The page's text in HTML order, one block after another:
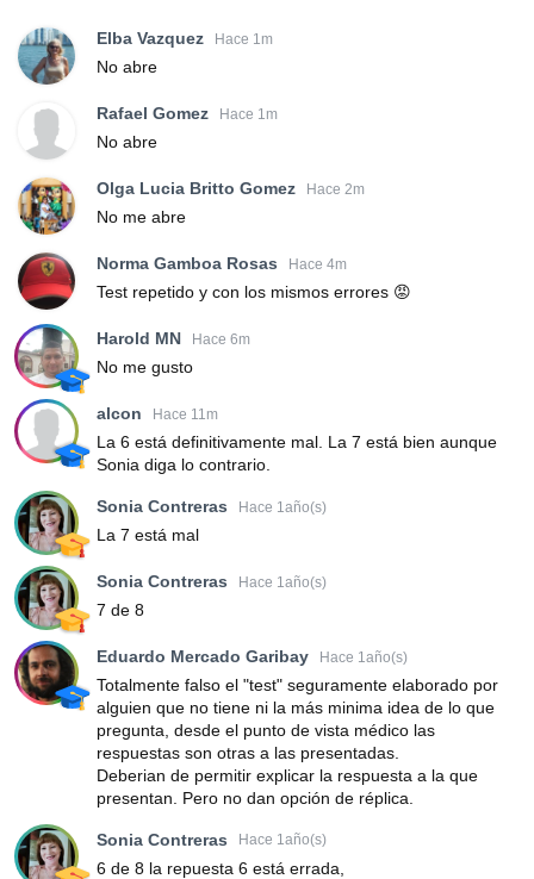
Elba Vazquez Hace 1m
No abre
Rafael Gomez Hace 1m
No abre
Olga Lucia Britto Gomez Hace 2m
No me abre
Norma Gamboa Rosas Hace 4m
Test repetido y con los mismos errores 😡
Harold MN Hace 6m
No me gusto
alcon Hace 11m
La 6 está definitivamente mal. La 7 está bien aunque
Sonia diga lo contrario.
Sonia Contreras Hace 1año(s)
La 7 está mal
Sonia Contreras Hace 1año(s)
7 de 8
Eduardo Mercado Garibay Hace 1año(s)
Totalmente falso el "test" seguramente elaborado por
alguien que no tiene ni la más minima idea de lo que
pregunta, desde el punto de vista médico las
respuestas son otras a las presentadas.
Deberian de permitir explicar la respuesta a la que
presentan. Pero no dan opción de réplica.
Sonia Contreras Hace 1año(s)
6 de 8 la repuesta 6 está errada,